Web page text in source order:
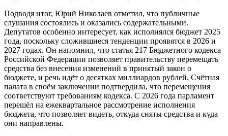
Подводя итог, Юрий Николаев отметил, что публичные
слушания состоялись и оказались содержательными.
Депутатов особенно интересует, как исполнялся бюджет 2025
года, поскольку сложившиеся тенденции проявятся в 2026 и
2027 годах. Он напомнил, что статья 217 Бюджетного кодекса
Российской Федерации позволяет правительству перемещать
средства без внесения изменений в принятый закон о
бюджете, и речь идёт о десятках миллиардов рублей. Счётная
палата в своём заключении подтвердила, что перемещения
соответствуют требованиям кодекса. С 2026 года парламент
перешёл на ежеквартальное рассмотрение исполнения
бюджета, что позволяет видеть, откуда сняты средства и куда
они направлены.